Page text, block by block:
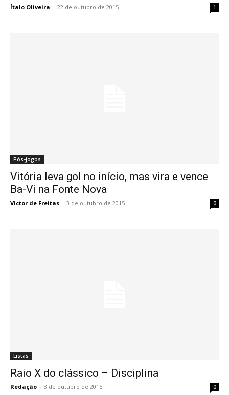
Ítalo Oliveira - 22 de outubro de 2015 1
Pós-jogos
Vitória leva gol no início, mas vira e vence
Ba-Vi na Fonte Nova
Victor de Freitas - 3 de outubro de 2015 0
Listas
Raio X do clássico – Disciplina
Redação - 3 de outubro de 2015 0